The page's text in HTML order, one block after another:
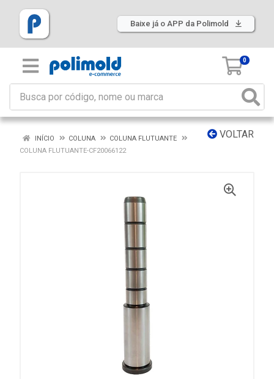
Baixe já o APP da Polimold
0
VOLTAR
INÍCIO COLUNA
COLUNA FLUTUANTE
COLUNA FLUTUANTE-CF20066122